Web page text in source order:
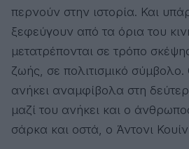
περνούν στην ιστορία. Και
ξεφεύγουν από τα όρια του
μετατρέπονται σε τρόπο
ζωής, σε πολιτισμικό
ανήκει αναμφίβολα στη
μαζί του ανήκει και ο
σάρκα και οστά, ο Άντονι